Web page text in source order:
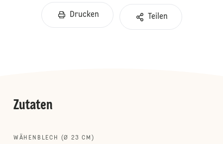
Drucken Teilen
Zutaten
WÄHENBLECH (Ø 23 CM)